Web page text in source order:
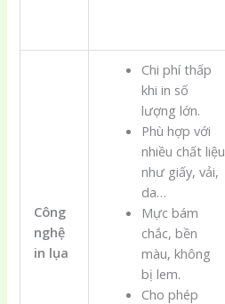
Công
nghệ
in lụa
Chi phí thấp
khi in số
lượng lớn.
Phù hợp với
nhiều chất liệu
như giấy, vải,
da…
Mực bám
chắc, bền
màu, không
bị lem.
Cho phép